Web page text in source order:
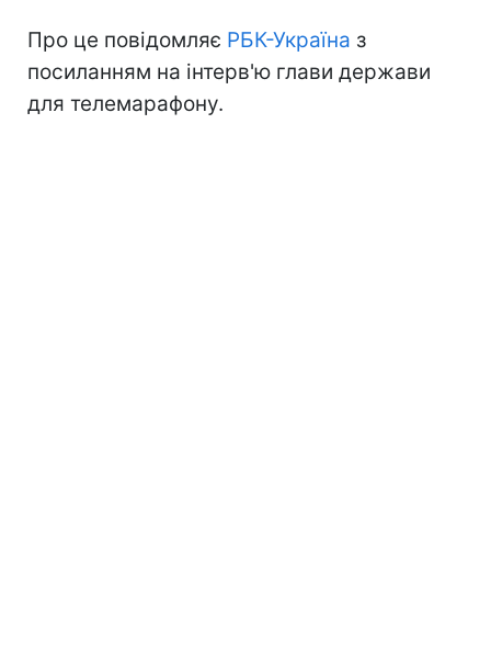
Про це повідомляє РБК-Україна з
посиланням на інтерв'ю глави держави
для телемарафону.